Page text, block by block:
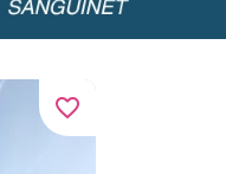
favorite_border